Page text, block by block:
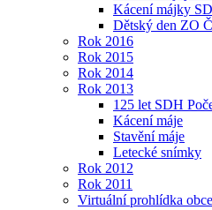
Kácení májky
Dětský den ZO
Rok 2016
Rok 2015
Rok 2014
Rok 2013
125 let SDH
Kácení máje
Stavění máje
Letecké snímky
Rok 2012
Rok 2011
Virtuální prohlídka obce